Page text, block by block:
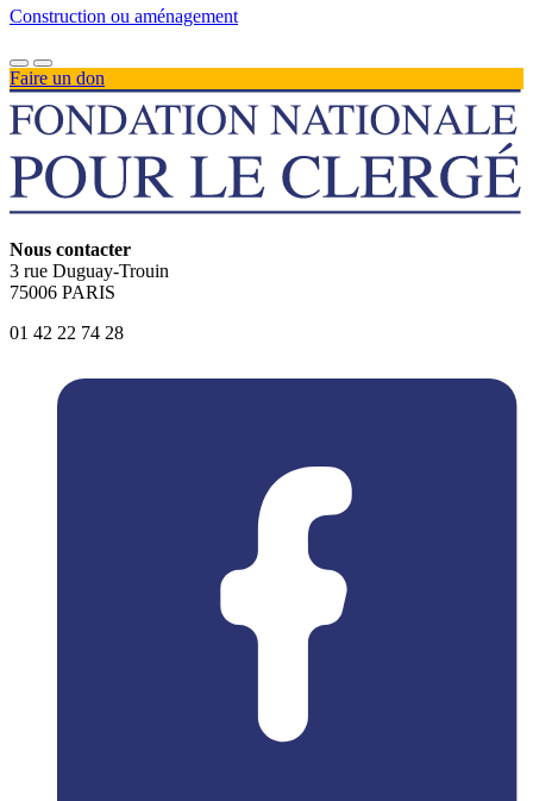
Construction ou aménagement
Faire un don
Nous contacter
3 rue Duguay-Trouin
75006 PARIS
01 42 22 74 28